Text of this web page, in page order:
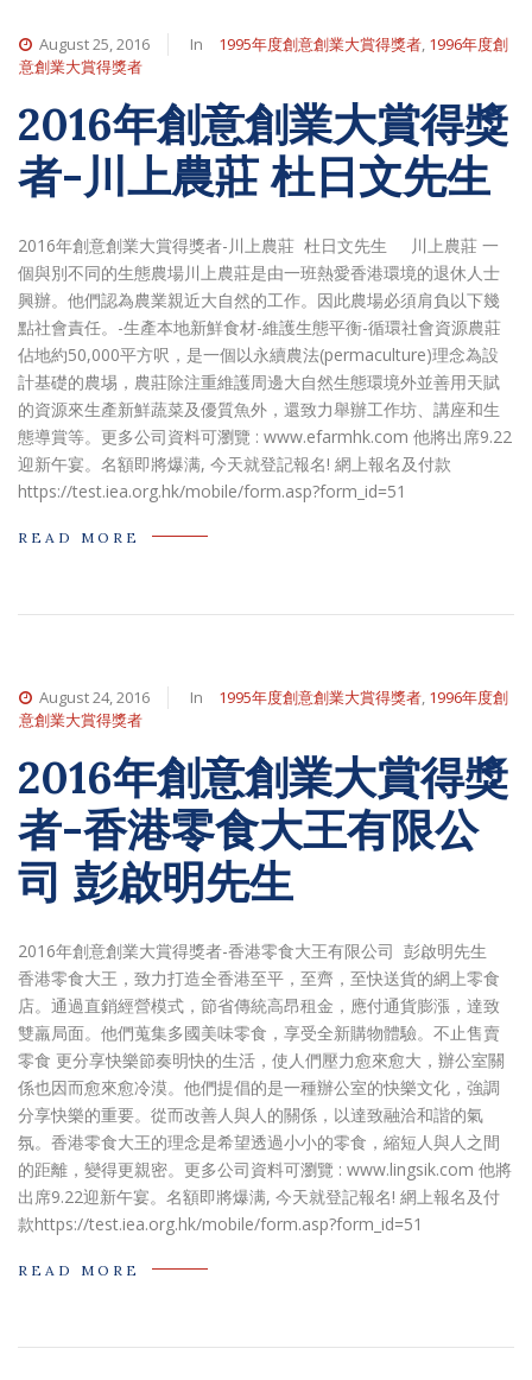
August 25, 2016 In 1995年度創意創業大賞得獎者, 1996年度創
意創業大賞得獎者
2016年創意創業大賞得獎
者-川上農莊 杜日文先生
2016年創意創業大賞得獎者-川上農莊 杜日文先生 川上農莊 一
個與別不同的生態農場川上農莊是由一班熱愛香港環境的退休人士
興辦。他們認為農業親近大自然的工作。因此農場必須肩負以下幾
點社會責任。-生產本地新鮮食材-維護生態平衡-循環社會資源農莊
佔地約50,000平方呎，是一個以永續農法(permaculture)理念為設
計基礎的農埸，農莊除注重維護周邊大自然生態環境外並善用天賦
的資源來生產新鮮蔬菜及優質魚外，還致力舉辦工作坊、講座和生
態導賞等。更多公司資料可瀏覽 : www.efarmhk.com 他將出席9.22
迎新午宴。名額即將爆满, 今天就登記報名! 網上報名及付款
https://test.iea.org.hk/mobile/form.asp?form_id=51
READ MORE
August 24, 2016 In 1995年度創意創業大賞得獎者, 1996年度創
意創業大賞得獎者
2016年創意創業大賞得獎
者-香港零食大王有限公
司 彭啟明先生
2016年創意創業大賞得獎者-香港零食大王有限公司 彭啟明先生
香港零食大王，致力打造全香港至平，至齊，至快送貨的網上零食
店。通過直銷經營模式，節省傳統高昂租金，應付通貨膨漲，達致
雙羸局面。他們蒐集多國美味零食，享受全新購物體驗。不止售賣
零食 更分享快樂節奏明快的生活，使人們壓力愈來愈大，辦公室關
係也因而愈來愈冷漠。他們提倡的是一種辦公室的快樂文化，強調
分享快樂的重要。從而改善人與人的關係，以達致融洽和諧的氣
氛。香港零食大王的理念是希望透過小小的零食，縮短人與人之間
的距離，變得更親密。更多公司資料可瀏覽 : www.lingsik.com 他將
出席9.22迎新午宴。名額即將爆满, 今天就登記報名! 網上報名及付
款https://test.iea.org.hk/mobile/form.asp?form_id=51
READ MORE